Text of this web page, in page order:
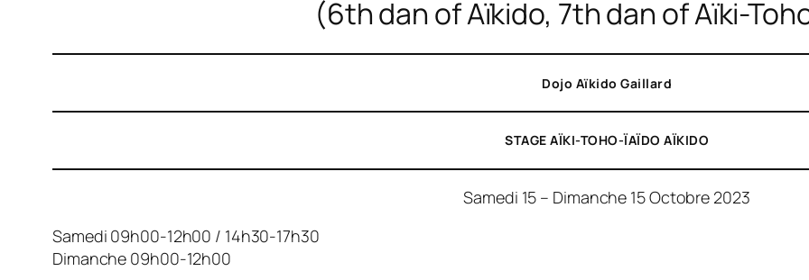
(6th dan of Aïkido, 7th dan of Aïki-
Dojo Aïkido Gaillard
STAGE AÏKI-TOHO-ÏAÏDO AÏKIDO
Samedi 15 – Dimanche 15 Octobre 2023
Samedi 09h00-12h00 / 14h30-17h30
Dimanche 09h00-12h00